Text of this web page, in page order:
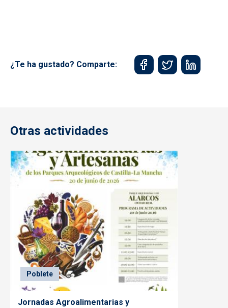
¿Te ha gustado? Comparte:
Otras actividades
Poblete
Jornadas Agroalimentarias y